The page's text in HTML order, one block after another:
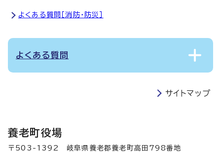
よくある質問［消防・防災］
よくある質問
サイトマップ
養老町役場
〒503-1392 岐阜県養老郡養老町高田798番地